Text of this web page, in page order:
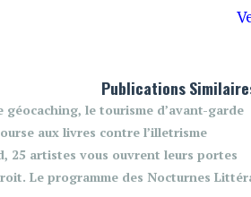
Publications
géocaching, le tourisme d’avant-garde
aux livres contre l’illetrisme
25 artistes vous ouvrent leurs portes
Le programme des Nocturnes